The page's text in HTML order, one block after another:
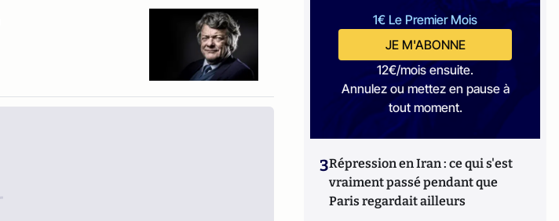
1€ Le Premier Mois
JE M'ABONNE
12€/mois ensuite.
Annulez ou mettez en pause à
tout moment.
3Répression en Iran : ce qui s'est
vraiment passé pendant que
Paris regardait ailleurs